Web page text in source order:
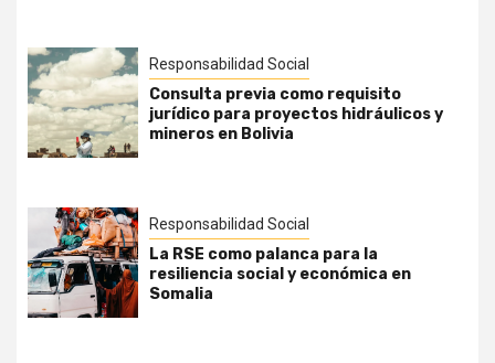
Responsabilidad Social
Consulta previa como requisito
jurídico para proyectos hidráulicos y
mineros en Bolivia
Responsabilidad Social
La RSE como palanca para la
resiliencia social y económica en
Somalia